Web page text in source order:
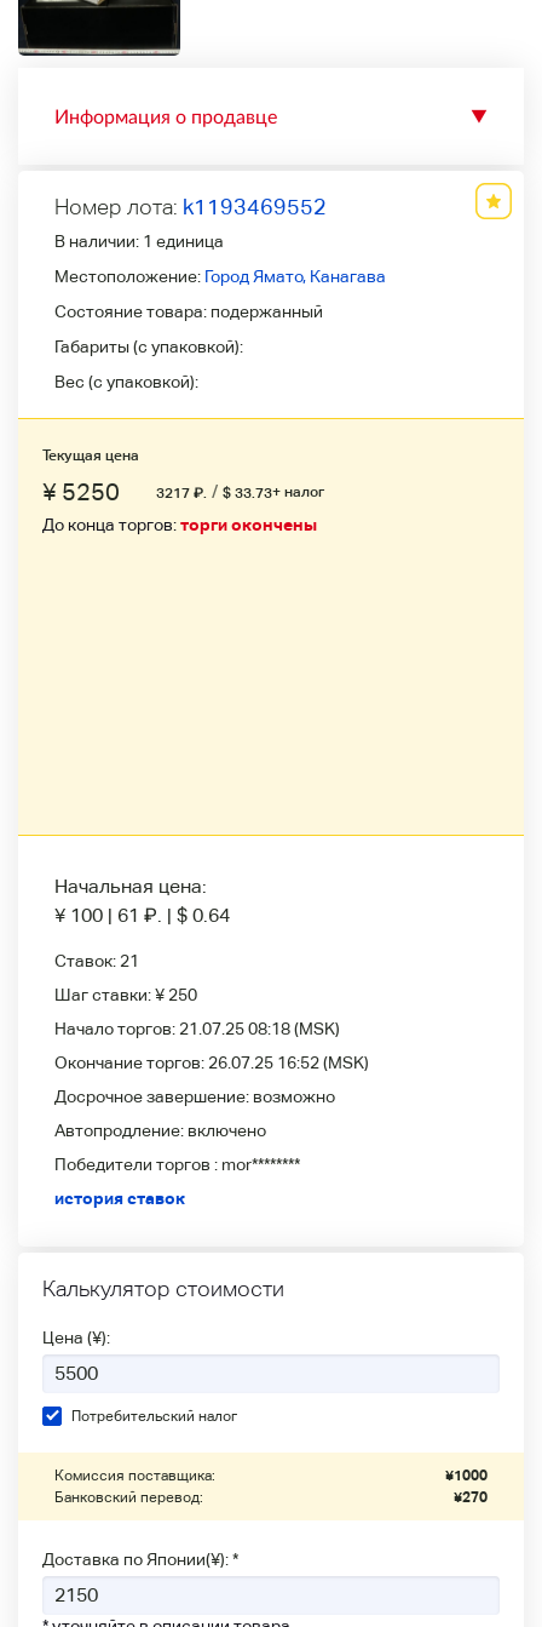
Информация о продавце ▼
Номер лота: k1193469552
В наличии: 1 единица
Местоположение: Город Ямато, Канагава
Состояние товара: подержанный
Габариты (с упаковкой):
Вес (с упаковкой):
Текущая цена
¥ 5250 3217 ₽ / $ 33.73+ налог
До конца торгов:торги окончены
Начальная цена:
¥ 100 | 61 ₽ | $ 0.64
Ставок: 21
Шаг ставки:¥ 250
Начало торгов: 21.07.25 08:18(MSK)
Окончание торгов: 26.07.25 16:52(MSK)
Досрочное завершение: возможно
Автопродление: включено
Победители
торгов : mor********
история ставок
Калькулятор стоимости
Цена (¥):
Потребительский налог
Комиссия поставщика: ¥1000
Банковский перевод:
¥270
Доставка по Японии(¥): *